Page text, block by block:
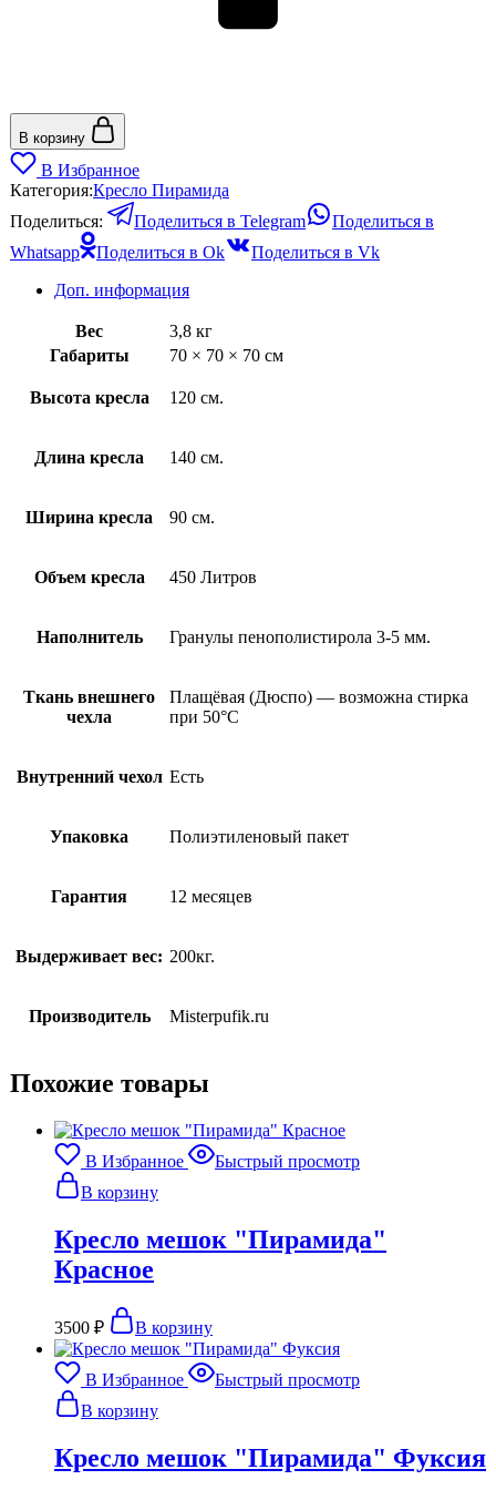
В корзину
В Избранное
Категория:Кресло Пирамида
Поделиться:
Поделиться в Telegram
Поделиться в
Whatsapp
Поделиться в Ok
Поделиться в Vk
Доп. информация
Вес
3,8 кг
Габариты
70 × 70 × 70 см
Высота кресла 120 см.
Длина кресла 140 см.
Ширина кресла 90 см.
Объем кресла 450 Литров
Наполнитель Гранулы пенополистирола 3-5 мм.
Ткань внешнего
чехла
Плащёвая (Дюспо) — возможна стирка
при 50°С
Внутренний чехол Есть
Упаковка Полиэтиленовый пакет
Гарантия 12 месяцев
Выдерживает вес: 200кг.
Производитель Misterpufik.ru
Похожие товары
В Избранное
Быстрый просмотр
В корзину
Кресло мешок "Пирамида"
Красное
3500 ₽ В корзину
В Избранное
Быстрый просмотр
В корзину
Кресло мешок "Пирамида" Фуксия